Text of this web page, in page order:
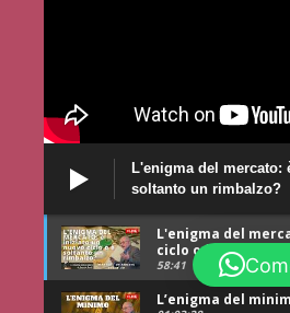
L'enigma del
soltanto un rimbalzo?
L'enigma del
ciclo o è soltanto
58:41
L’enigma del